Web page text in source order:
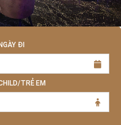
ĐI
TRẺ EM